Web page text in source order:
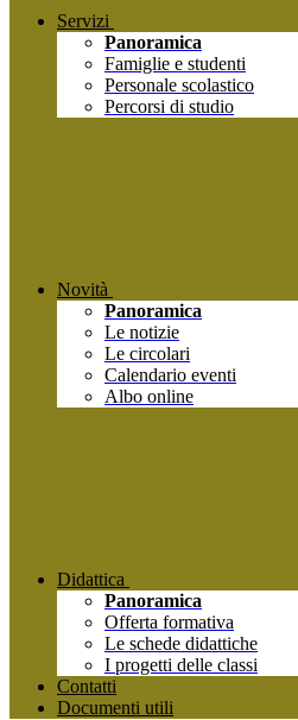
Servizi
Panoramica
Famiglie e studenti
Personale scolastico
Percorsi di studio
Novità
Panoramica
Le notizie
Le circolari
Calendario eventi
Albo online
Didattica
Panoramica
Offerta formativa
Le schede didattiche
I progetti delle classi
Contatti
Documenti utili